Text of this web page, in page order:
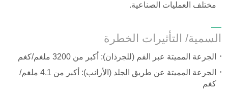
مختلف العمليات الصناعية.
السمية/ التأثيرات الخطرة
الجرعة المميتة عبر الفم (للجرذان): أكبر من 3200 ملغم/كغم
الجرعة المميتة عن طريق الجلد (الأرانب): أكبر من 4.1 ملغم/
كغم